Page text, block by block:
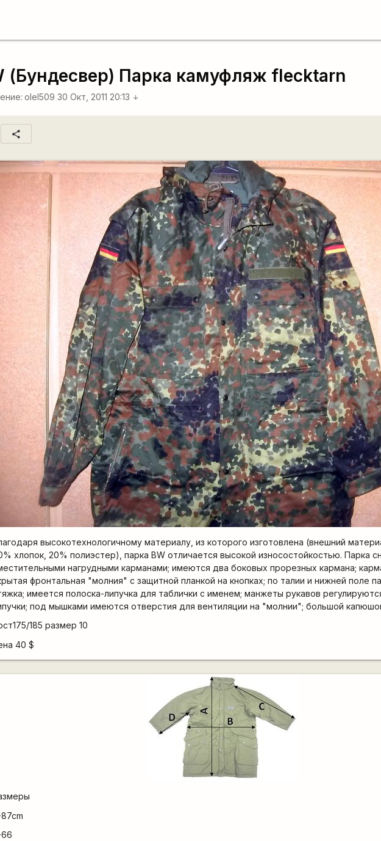
(Бундесвер) Парка камуфляж flecktarn
olel509 30 Окт, 2011 20:13 arrow_downward
share
высокотехнологичному материалу, из которого изготовлена (внешний
хлопок, 20% полиэстер), парка BW отличается высокой износостойкостью. Парка
нагрудными карманами; имеются два боковых прорезных кармана;
фронтальная "молния" с защитной планкой на кнопках; по талии и нижней поле
имеется полоска-липучка для таблички с именем; манжеты рукавов
под мышками имеются отверстия для вентиляции на "молнии"; большой
185 размер 10
40 $